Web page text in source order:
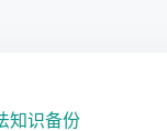
知识备份